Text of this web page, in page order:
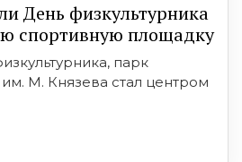
День физкультурника
спортивную площадку
парк
им. М. Князева стал центром